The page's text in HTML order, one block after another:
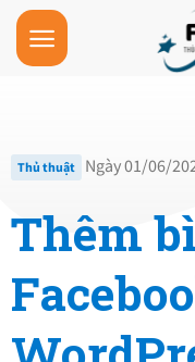
Skip
content
Thủ thuật Ngày 01/06/
Thêm